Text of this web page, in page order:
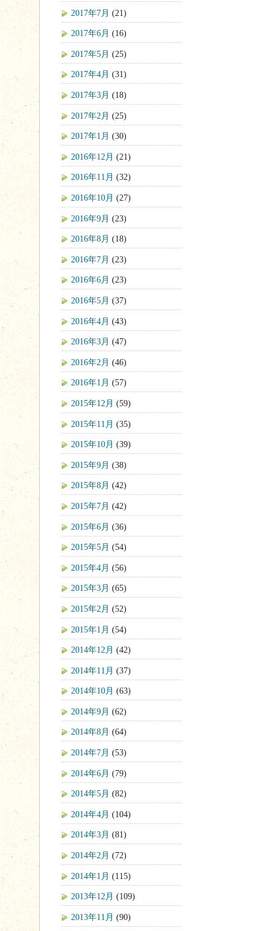
2017年7月 (21)
2017年6月 (16)
2017年5月 (25)
2017年4月 (31)
2017年3月 (18)
2017年2月 (25)
2017年1月 (30)
2016年12月 (21)
2016年11月 (32)
2016年10月 (27)
2016年9月 (23)
2016年8月 (18)
2016年7月 (23)
2016年6月 (23)
2016年5月 (37)
2016年4月 (43)
2016年3月 (47)
2016年2月 (46)
2016年1月 (57)
2015年12月 (59)
2015年11月 (35)
2015年10月 (39)
2015年9月 (38)
2015年8月 (42)
2015年7月 (42)
2015年6月 (36)
2015年5月 (54)
2015年4月 (56)
2015年3月 (65)
2015年2月 (52)
2015年1月 (54)
2014年12月 (42)
2014年11月 (37)
2014年10月 (63)
2014年9月 (62)
2014年8月 (64)
2014年7月 (53)
2014年6月 (79)
2014年5月 (82)
2014年4月 (104)
2014年3月 (81)
2014年2月 (72)
2014年1月 (115)
2013年12月 (109)
2013年11月 (90)